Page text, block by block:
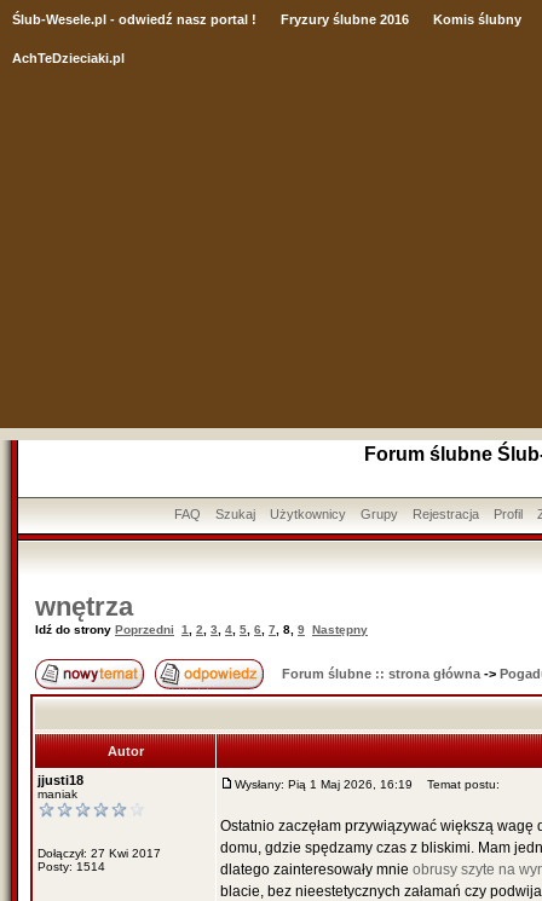
Ślub-Wesele.pl - odwiedź nasz portal ! Fryzury ślubne 2016 Komis ślubny
AchTeDzieciaki.pl
Forum ślubne
FAQ Szukaj Użytkownicy Grupy Rejestracja Profil
wnętrza
Idź do strony Poprzedni 1 2 3 4 5 6 7 8 9 Następny
Forum ślubne :: strona główna ->
Autor
jjusti18
maniak
Dołączył: 27 Kwi 2017
Posty: 1514
Wysłany: Pią 1 Maj 2026, 16:19 Temat postu:
Ostatnio zaczęłam przywiązywać większą
domu, gdzie spędzamy czas z bliskimi. Mam
dlatego zainteresowały mnie obrusy szyte na
blacie, bez nieestetycznych załamań czy